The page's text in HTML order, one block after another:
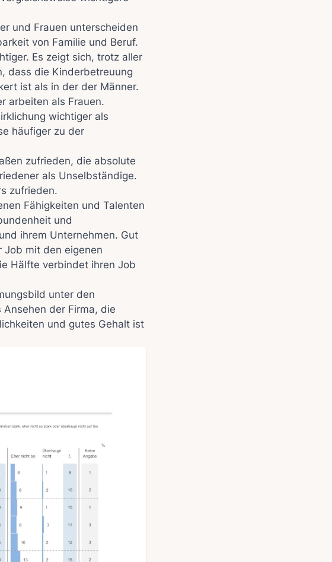
und Frauen unterscheiden
von Familie und Beruf.
Es zeigt sich, trotz aller
dass die Kinderbetreuung
ist als in der der Männer.
arbeiten als Frauen.
wichtiger als
häufiger zu der
zufrieden, die absolute
als Unselbständige.
zufrieden.
Fähigkeiten und Talenten
und
ihrem Unternehmen. Gut
Job mit den eigenen
Hälfte verbindet ihren Job
unter den
der Firma, die
und gutes Gehalt ist